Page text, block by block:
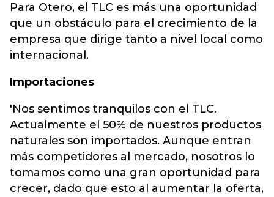
Para Otero, el TLC es más una oportunidad
que un obstáculo para el crecimiento de la
empresa que dirige tanto a nivel local como
internacional.
Importaciones
'Nos sentimos tranquilos con el TLC.
Actualmente el 50% de nuestros productos
naturales son importados. Aunque entran
más competidores al mercado, nosotros lo
tomamos como una gran oportunidad para
crecer, dado que esto al aumentar la oferta,